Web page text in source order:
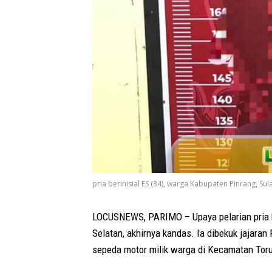
pria berinisial ES (34), warga Kabupaten Pinrang,
LOCUSNEWS, PARIMO – Upaya pelarian
Selatan, akhirnya kandas. Ia dibekuk
sepeda motor milik warga di Kecamatan